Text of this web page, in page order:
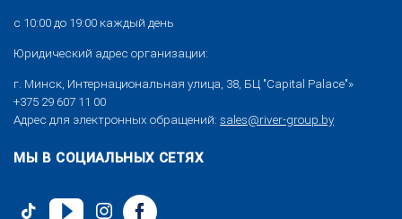
с 10:00 до 19:00 каждый день
Юридический адрес организации:
г. Минск, Интернациональная улица, 38, БЦ "Capital Palace"»
+375 29 607 11 00
Адрес для электронных обращений: sales@river-group.by
МЫ В СОЦИАЛЬНЫХ СЕТЯХ